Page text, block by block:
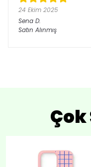
24 Ekim 2025
Sena D.
Satın Alınmış